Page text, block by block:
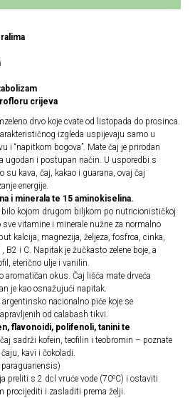
crijeva
drvo koje cvate od listopada do prosinca.
izgleda uspijevaju samo u
i “napitkom bogova”. Mate čaj je prirodan
ugodan i postupan način. U usporedbi s
kava, čaj, kakao i guarana, ovaj čaj
energije.
i minerala te 15 aminokiselina.
bilo kojom drugom biljkom po nutricionističkoj
vitamine i minerale nužne za normalno
kalcija, magnezija, željeza, fosfroa, cinka,
B2 i C. Napitak je žučkasto zelene boje, a
eterično ulje i vanilin.
aromatičan okus. Čaj lišća mate drveća
je kao osnažujući napitak.
nacionalno piće koje se
od calabash tikvi.
flavonoidi, polifenoli, tanini te
sadrži kofein, teofilin i teobromin – poznate
kavi i čokoladi.
preliti s 2 dcl vruće vode (70⁰C) i ostaviti
procijediti i zasladiti prema želji.